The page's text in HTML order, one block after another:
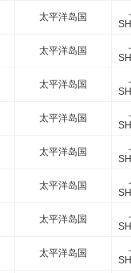
太平洋岛国
太平洋岛国
太平洋岛国
太平洋岛国
太平洋岛国
太平洋岛国
太平洋岛国
太平洋岛国